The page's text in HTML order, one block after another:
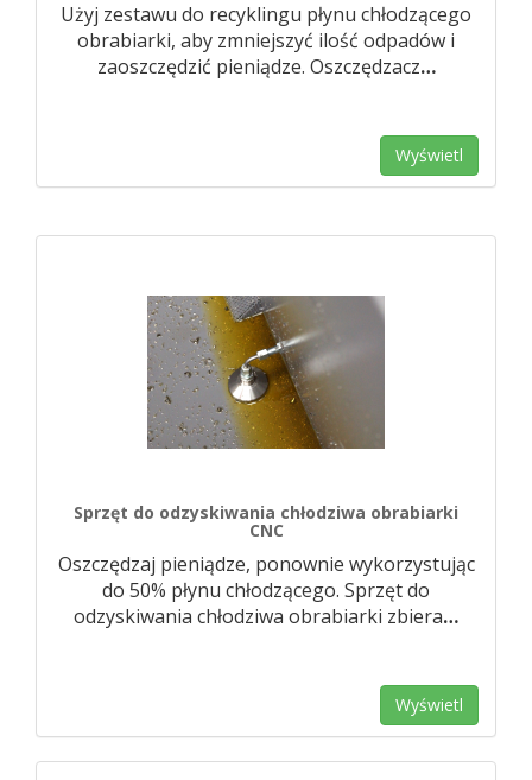
Użyj zestawu do recyklingu płynu chłodzącego
obrabiarki, aby zmniejszyć ilość odpadów i
zaoszczędzić pieniądze. Oszczędzacz…
Wyświetl
Sprzęt do odzyskiwania chłodziwa obrabiarki
CNC
Oszczędzaj pieniądze, ponownie wykorzystując
do 50% płynu chłodzącego. Sprzęt do
odzyskiwania chłodziwa obrabiarki zbiera…
Wyświetl